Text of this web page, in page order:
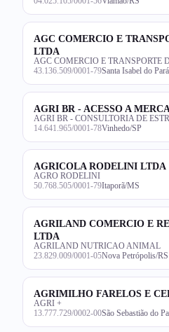
AGC COMERCIO E
LTDA
AGC COMERCIO E TRANSPORTE
43.136.509/0001-79Santa Isabel do
AGRI BR - ACESSO A
AGRI BR - CONSULTORIA DE
14.641.965/0001-78Vinhedo/SP
AGRICOLA RODELINI LTDA
AGRO RODELINI
50.768.505/0001-79Itaporã/MS
AGRILAND COMERCIO E
LTDA
AGRILAND NUTRICAO ANIMAL
23.829.009/0001-05Nova Petrópolis/RS
AGRIMILHO FARELOS E
AGRI +
13.777.729/0002-00São Sebastião do